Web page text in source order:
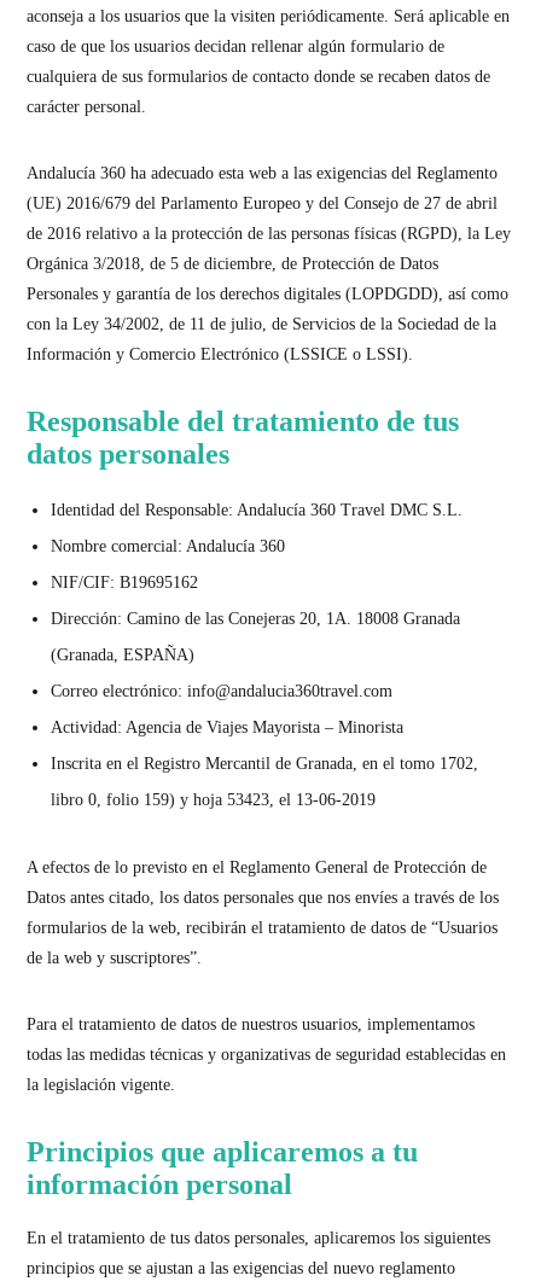
aconseja a los usuarios que la visiten periódicamente. Será aplicable en
caso de que los usuarios decidan rellenar algún formulario de
cualquiera de sus formularios de contacto donde se recaben datos de
carácter personal.
Andalucía 360 ha adecuado esta web a las exigencias del Reglamento
(UE) 2016/679 del Parlamento Europeo y del Consejo de 27 de abril
de 2016 relativo a la protección de las personas físicas (RGPD), la Ley
Orgánica 3/2018, de 5 de diciembre, de Protección de Datos
Personales y garantía de los derechos digitales (LOPDGDD), así como
con la Ley 34/2002, de 11 de julio, de Servicios de la Sociedad de la
Información y Comercio Electrónico (LSSICE o LSSI).
Responsable del tratamiento de tus
datos personales
Identidad del Responsable: Andalucía 360 Travel DMC S.L.
Nombre comercial: Andalucía 360
NIF/CIF: B19695162
Dirección: Camino de las Conejeras 20, 1A. 18008 Granada
(Granada, ESPAÑA)
Correo electrónico: info@andalucia360travel.com
Actividad: Agencia de Viajes Mayorista – Minorista
Inscrita en el Registro Mercantil de Granada, en el tomo 1702,
libro 0, folio 159) y hoja 53423, el 13-06-2019
A efectos de lo previsto en el Reglamento General de Protección de
Datos antes citado, los datos personales que nos envíes a través de los
formularios de la web, recibirán el tratamiento de datos de “Usuarios
de la web y suscriptores”.
Para el tratamiento de datos de nuestros usuarios, implementamos
todas las medidas técnicas y organizativas de seguridad establecidas en
la legislación vigente.
Principios que aplicaremos a tu
información personal
En el tratamiento de tus datos personales, aplicaremos los siguientes
principios que se ajustan a las exigencias del nuevo reglamento